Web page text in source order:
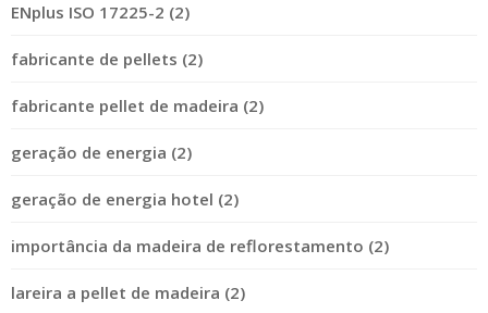
ENplus ISO 17225-2 (2)
fabricante de pellets (2)
fabricante pellet de madeira (2)
geração de energia (2)
geração de energia hotel (2)
importância da madeira de reflorestamento (2)
lareira a pellet de madeira (2)